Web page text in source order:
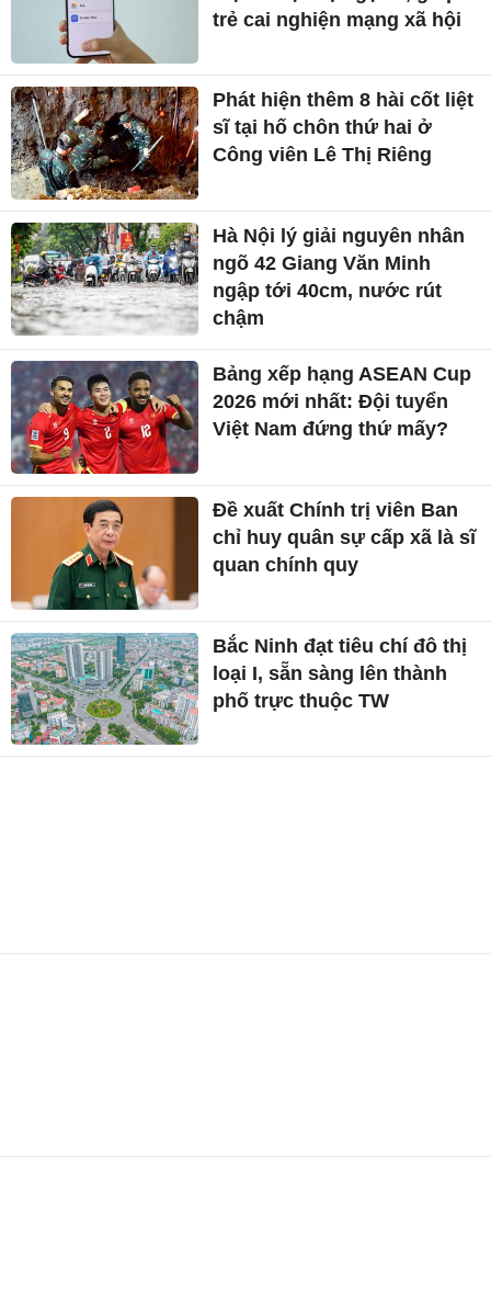
trẻ cai nghiện mạng xã hội
Phát hiện thêm 8 hài cốt liệt
sĩ tại hố chôn thứ hai ở
Công viên Lê Thị Riêng
Hà Nội lý giải nguyên nhân
ngõ 42 Giang Văn Minh
ngập tới 40cm, nước rút
chậm
Bảng xếp hạng ASEAN Cup
2026 mới nhất: Đội tuyển
Việt Nam đứng thứ mấy?
Đề xuất Chính trị viên Ban
chỉ huy quân sự cấp xã là sĩ
quan chính quy
Bắc Ninh đạt tiêu chí đô thị
loại I, sẵn sàng lên thành
phố trực thuộc TW